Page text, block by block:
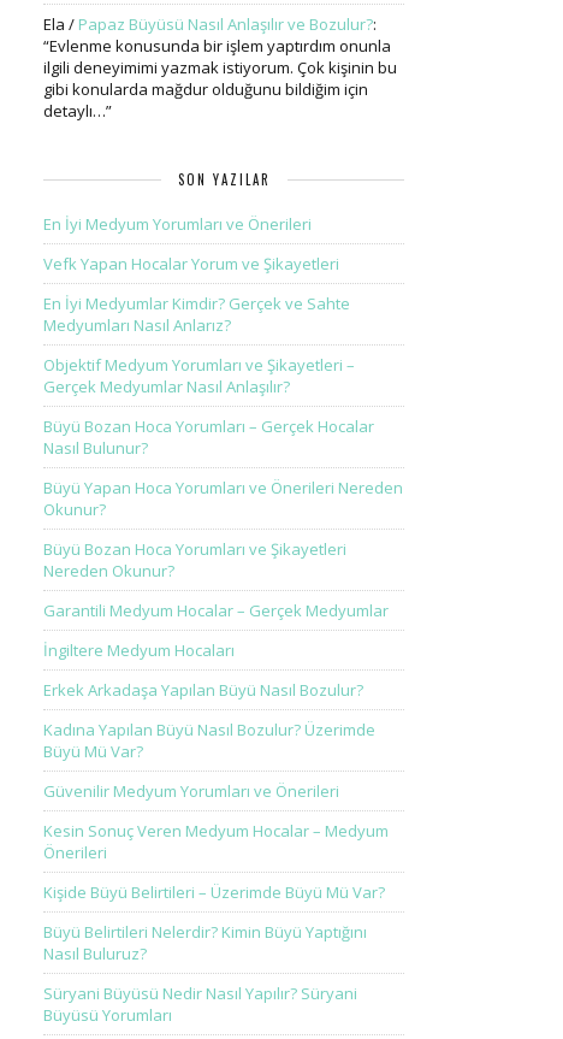
Ela / Papaz Büyüsü Nasıl Anlaşılır ve Bozulur?:
“Evlenme konusunda bir işlem yaptırdım onunla
ilgili deneyimimi yazmak istiyorum. Çok kişinin bu
gibi konularda mağdur olduğunu bildiğim için
detaylı…”
SON YAZILAR
En İyi Medyum Yorumları ve Önerileri
Vefk Yapan Hocalar Yorum ve Şikayetleri
En İyi Medyumlar Kimdir? Gerçek ve Sahte
Medyumları Nasıl Anlarız?
Objektif Medyum Yorumları ve Şikayetleri –
Gerçek Medyumlar Nasıl Anlaşılır?
Büyü Bozan Hoca Yorumları – Gerçek Hocalar
Nasıl Bulunur?
Büyü Yapan Hoca Yorumları ve Önerileri Nereden
Okunur?
Büyü Bozan Hoca Yorumları ve Şikayetleri
Nereden Okunur?
Garantili Medyum Hocalar – Gerçek Medyumlar
İngiltere Medyum Hocaları
Erkek Arkadaşa Yapılan Büyü Nasıl Bozulur?
Kadına Yapılan Büyü Nasıl Bozulur? Üzerimde
Büyü Mü Var?
Güvenilir Medyum Yorumları ve Önerileri
Kesin Sonuç Veren Medyum Hocalar – Medyum
Önerileri
Kişide Büyü Belirtileri – Üzerimde Büyü Mü Var?
Büyü Belirtileri Nelerdir? Kimin Büyü Yaptığını
Nasıl Buluruz?
Süryani Büyüsü Nedir Nasıl Yapılır? Süryani
Büyüsü Yorumları